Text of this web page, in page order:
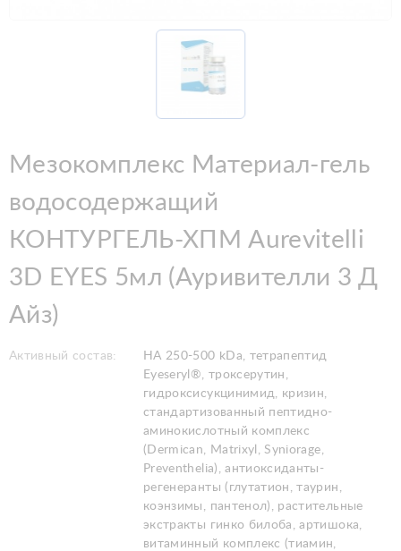
Мезокомплекс Материал-гель
водосодержащий
КОНТУРГЕЛЬ-ХПМ Aurevitelli
3D EYES 5мл (Ауривителли 3 Д
Айз)
Активный состав:
HA 250-500 kDa, тетрапептид
Eyeseryl®, троксерутин,
гидроксисукцинимид, кризин,
стандартизованный пептидно-
аминокислотный комплекс
(Dermican, Matrixyl, Syniorage,
Preventhelia), антиоксиданты-
регенеранты (глутатион, таурин,
коэнзимы, пантенол), растительные
экстракты гинко билоба, артишока,
витаминный комплекс (тиамин,